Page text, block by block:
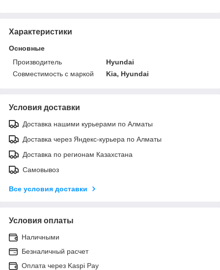
Характеристики
Основные
Производитель
Hyundai
Совместимость с маркой
Kia, Hyundai
Условия доставки
Доставка нашими курьерами по Алматы
Доставка через Яндекс-курьера по Алматы
Доставка по регионам Казахстана
Самовывоз
Все условия доставки
Условия оплаты
Наличными
Безналичный расчет
Оплата через Kaspi Pay